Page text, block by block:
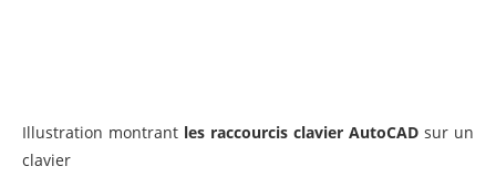
Illustration montrant les raccourcis clavier AutoCAD sur un
clavier